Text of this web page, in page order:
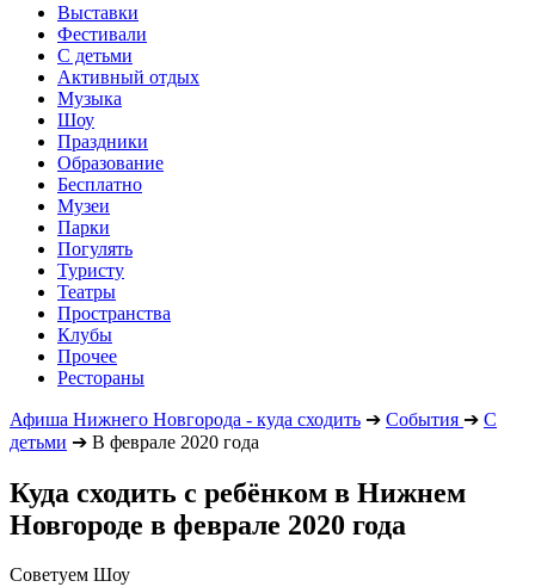
Выставки
Фестивали
С детьми
Активный отдых
Музыка
Шоу
Праздники
Образование
Бесплатно
Музеи
Парки
Погулять
Туристу
Театры
Пространства
Клубы
Прочее
Рестораны
Афиша Нижнего Новгорода - куда сходить ➔ События ➔ С
детьми ➔ В феврале 2020 года
Куда сходить с ребёнком в Нижнем
Новгороде в феврале 2020 года
Советуем Шоу